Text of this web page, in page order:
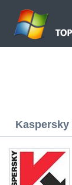
Kaspersky